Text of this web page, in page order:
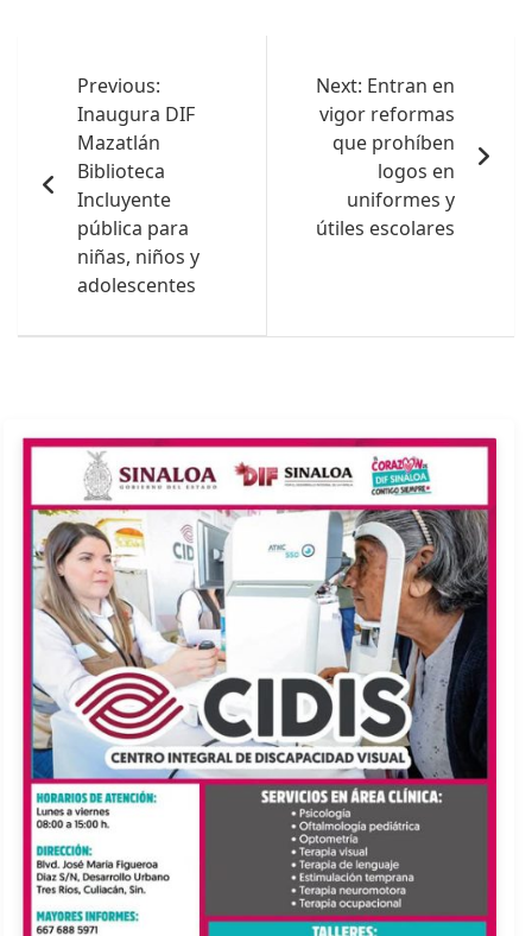
entradas
Previous:
Inaugura DIF
Mazatlán
Biblioteca
Incluyente
pública para
niñas, niños y
adolescentes
Next: Entran en
vigor reformas
que prohíben
logos en
uniformes y
útiles escolares